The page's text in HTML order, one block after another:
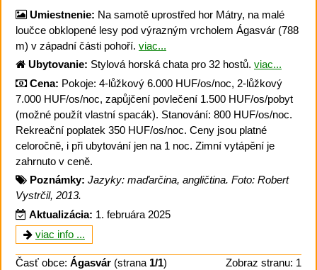
Umiestnenie: Na samotě uprostřed hor Mátry, na malé
loučce obklopené lesy pod výrazným vrcholem Ágasvár (788
m) v západní části pohoří. viac...
Ubytovanie: Stylová horská chata pro 32 hostů. viac...
Cena: Pokoje: 4-lůžkový 6.000 HUF/os/noc, 2-lůžkový
7.000 HUF/os/noc, zapůjčení povlečení 1.500 HUF/os/pobyt
(možné použít vlastní spacák). Stanování: 800 HUF/os/noc.
Rekreační poplatek 350 HUF/os/noc. Ceny jsou platné
celoročně, i při ubytování jen na 1 noc. Zimní vytápění je
zahrnuto v ceně.
Poznámky: Jazyky: maďarčina, angličtina. Foto: Robert
Vystrčil, 2013.
Aktualizácia: 1. februára 2025
viac info ...
Časť obce: Ágasvár (strana 1/1) Zobraz stranu: 1